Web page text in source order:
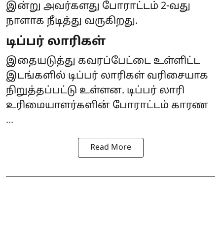
இன்று அவர்களது போராட்டம் 2-வது
நாளாக நீடித்து வருகிறது.
டிப்பர் லாரிகள்
இதையடுத்து கவரப்பேட்டை உள்ளிட்ட
இடங்களில் டிப்பர் லாரிகள் வரிசையாக
நிறுத்தப்பட்டு உள்ளன. டிப்பர் லாரி
உரிமையாளர்களின் போராட்டம் காரண
...
Read More